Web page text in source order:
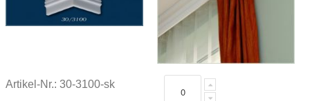
Artikel-Nr.: 30-3100-sk